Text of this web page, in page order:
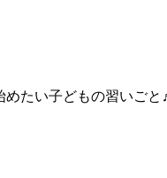
たい子どもの習いご